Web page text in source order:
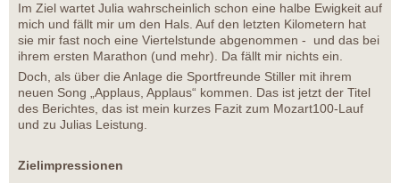
Im Ziel wartet Julia wahrscheinlich schon eine halbe Ewigkeit auf
mich und fällt mir um den Hals. Auf den letzten Kilometern hat
sie mir fast noch eine Viertelstunde abgenommen - und das bei
ihrem ersten Marathon (und mehr). Da fällt mir nichts ein.
Doch, als über die Anlage die Sportfreunde Stiller mit ihrem
neuen Song „Applaus, Applaus“ kommen. Das ist jetzt der Titel
des Berichtes, das ist mein kurzes Fazit zum Mozart100-Lauf
und zu Julias Leistung.
Zielimpressionen